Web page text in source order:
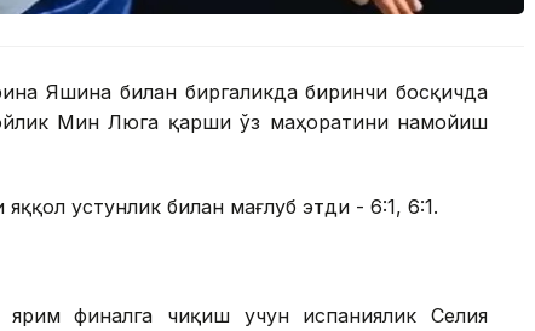
Яшина билан биргаликда биринчи босқичда
Мин Люга қарши ўз маҳоратини намойиш
устунлик билан мағлуб этди - 6:1, 6:1.
финалга чиқиш учун испаниялик Селия